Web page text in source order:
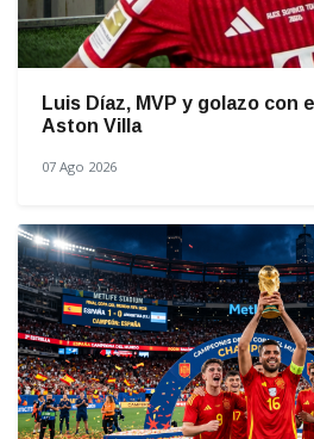
Luis Díaz, MVP y golazo con
Aston Villa
07 Ago 2026